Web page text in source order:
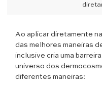
Ao aplicar diretamente
das melhores maneiras
inclusive cria uma
universo dos
diferentes maneiras: